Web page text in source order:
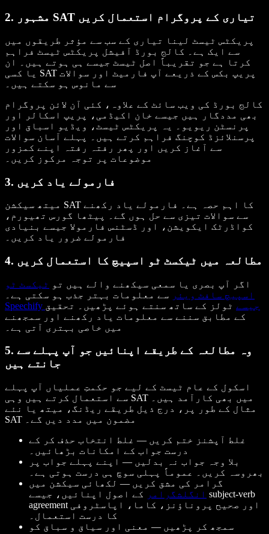
2. مشہور SAT تیاری کے پروگرام استعمال کریں
پریکٹس ٹیسٹ لینا تیاری کے سب سے مؤثر طریقوں میں
سے ایک ہے۔ کالج بورڈ آفیشل پریکٹس ٹیسٹ فراہم
کرتا ہے جو تقریباً اصل ٹیسٹ جیسے ہی ہوتے ہیں۔ ان
یا کسی SAT پریپ بکس کے ذریعے آپ فارمیٹ اور سوالات
سے مانوس ہو سکتے ہیں۔
کالج بورڈ کی ویب سائٹ کے علاوہ، کئی آن لائن پروگرام
بھی مددگار ہیں جیسے خان اکیڈمی، پریپ اسکالر اور
پرنسٹن ریویو۔ یہ پریکٹس ٹیسٹ، ویڈیو اسباق اور
پرسنلائزڈ کوچنگ فراہم کرتے ہیں۔ پہلے آسان سوالات
سے آغاز کریں اور پھر رفتہ رفتہ اپنے کمزور
موضوعات پر توجہ مرکوز کریں۔
3. فارمولے یاد کریں
میتھ سیکشن SAT کا اہم حصہ ہے۔ فارمولے یاد رکھنے
سے سوالات تیزی سے حل ہوں گے۔ پیٹھا گورس تھیورم،
کواڈرٹک ایکویشن، اور ڈسٹنس فارمولا جیسے بنیادی
فارمولے ضرور یاد کریں۔
4. مطالعہ میں ٹیکسٹ ٹو اسپیچ کا استعمال کریں
اگر آپ بصری یا سمعی سیکھنے والے ہیں تو ٹیکسٹ ٹو
اسپیچ سافٹ ویئر سے معلومات بہتر جذب ہو سکتی ہے۔
Speechify جیسے ٹولز کے ساتھ سنتے ہوئے پڑھیں۔ تحقیق
کے مطابق سننے سے معلومات یاد رکھنے اور سمجھنے
میں خاصی بہتری آتی ہے۔
5. وہ مطالعہ کے طریقے اپنائیں جو آپ پہلے سے
جانتے ہیں
اسکول کے عام ٹیسٹ کے لیے جو حکمتِ عملیاں آپ پہلے
سے استعمال کرتے ہیں وہی SAT میں بھی کارآمد ہیں۔
مثال کے طور پر، درج ذیل طریقے ریڈنگ، میتھ یا نئے
SAT مضمون میں مدد دیں گے۔
غلط آپشنز ختم کریں — غلط انتخاب حذف کر کے
درست جواب کے امکانات بڑھائیں۔
بلا وجہ جواب نہ بدلیں — اپنے پہلے جواب پر
بھروسہ کریں۔ عموماً پہلی سوچ ہی درست ہوتی ہے۔
گرامر کی مشق کریں — لکھائی سیکشن میں
انگلش گرامر
کے اصول اپنائیں، جیسے subject-verb
agreement اور صحیح پروناؤنز، کاما، اپاسٹروفی
کا درست استعمال۔
سمجھ کر پڑھیں — معنی اور سیاق و سباق کو